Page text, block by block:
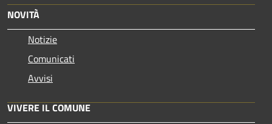
NOVITÀ
Notizie
Comunicati
Avvisi
VIVERE IL COMUNE